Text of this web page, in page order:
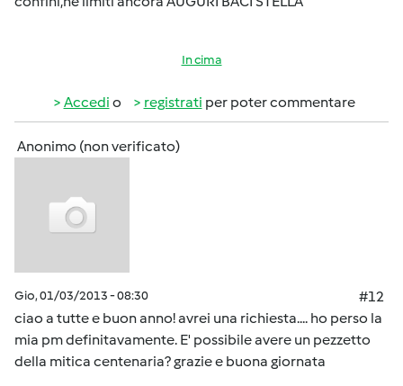
In cima
Accedi o registrati per poter commentare
Anonimo (non verificato)
Gio, 01/03/2013 - 08:30
#12
ciao a tutte e buon anno! avrei una richiesta.... ho perso la
mia pm definitavamente. E' possibile avere un pezzetto
della mitica centenaria? grazie e buona giornata